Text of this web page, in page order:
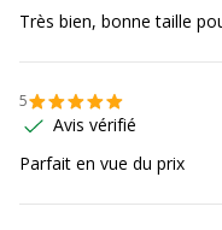
Très bien, bonne taille
5
Avis vérifié
Parfait en vue du prix